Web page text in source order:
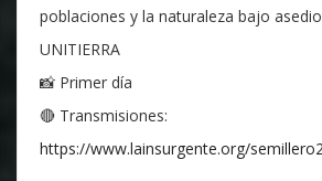
poblaciones y la naturaleza bajo
UNITIERRA
📸 Primer día
🔴 Transmisiones:
https://www.lainsurgente.org/